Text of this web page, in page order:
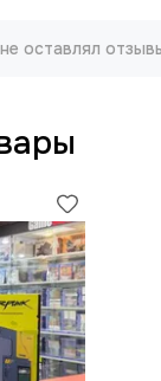
оставлял